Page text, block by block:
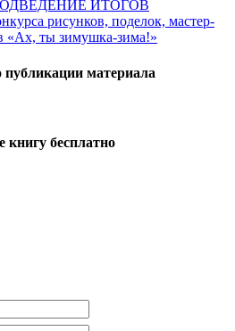
ИТОГОВ
рисунков, поделок, мастер-
«Ах, ты зимушка-зима!»
публикации материала
книгу бесплатно